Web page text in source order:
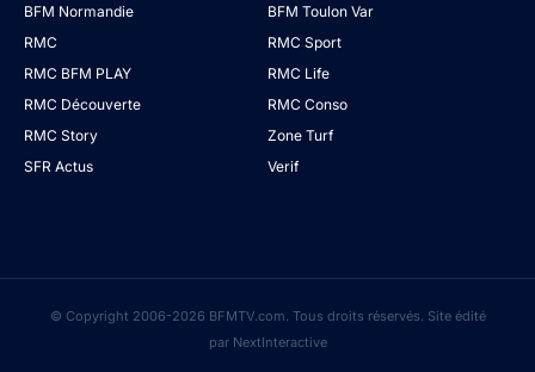
BFM Normandie
BFM Toulon Var
RMC
RMC Sport
RMC BFM PLAY
RMC Life
RMC Découverte
RMC Conso
RMC Story
Zone Turf
SFR Actus
Verif
© Copyright 2006-2026 BFMTV.com. Tous droits réservés. Site édité
par NextInteractive